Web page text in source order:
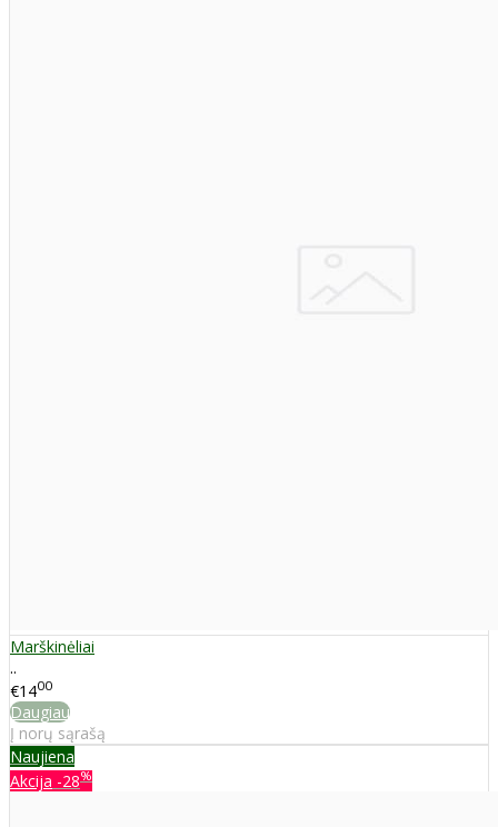
Marškinėliai
..
€1400
Daugiau
Į norų sąrašą
Naujiena
Akcija -28%